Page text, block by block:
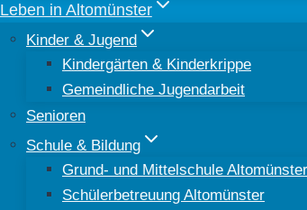
Leben in Altomünster
Kinder & Jugend
Kindergärten & Kinderkrippe
Gemeindliche Jugendarbeit
Senioren
Schule & Bildung
Grund- und Mittelschule Altomünster
Schülerbetreuung Altomünster